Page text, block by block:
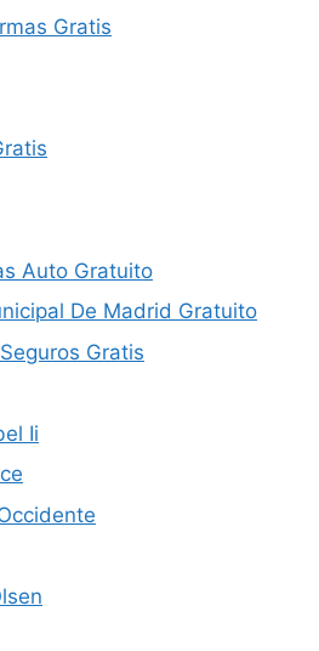
Gratis
Auto Gratuito
De Madrid Gratuito
Gratis
Ii